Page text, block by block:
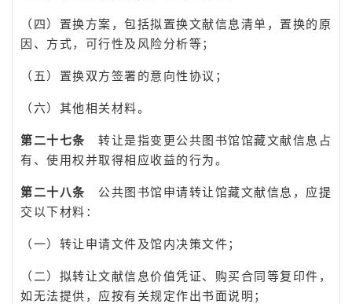
（四）置换方案，包括拟置换文献信息清单，置换的原
因、方式，可行性及风险分析等；
（五）置换双方签署的意向性协议；
（六）其他相关材料。
第二十七条 转让是指变更公共图书馆馆藏文献信息占
有、使用权并取得相应收益的行为。
第二十八条 公共图书馆申请转让馆藏文献信息，应提
交以下材料：
（一）转让申请文件及馆内决策文件；
（二）拟转让文献信息价值凭证、购买合同等复印件，
如无法提供，应按有关规定作出书面说明；